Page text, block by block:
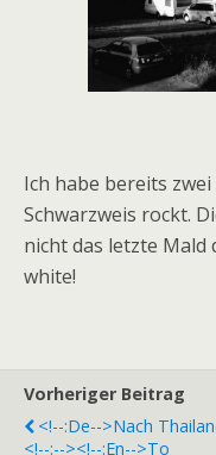
Ich habe bereits
Schwarzweis rockt.
nicht das letzte Mald
white!
Vorheriger Beitrag
<!--:de-->Nach
<!--:--><!--:en-->To